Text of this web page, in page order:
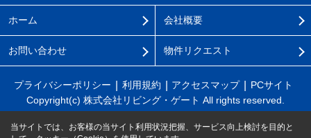
ホーム 会社概要
お問い合わせ 物件リクエスト
プライバシーポリシー 利用規約 アクセスマップ
PCサイト
Copyright(c) 株式会社リビング・ゲート All rights reserved.
当サイトでは、お客様の当サイト利用状況把握、サービス向上検討を目的と